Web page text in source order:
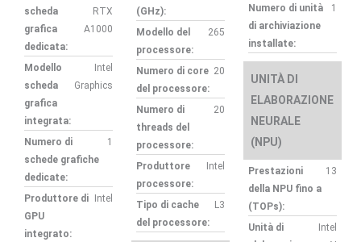
scheda
grafica
dedicata:
RTX
A1000
Modello
scheda
grafica
integrata:
Intel
Graphics
Numero di
schede grafiche
dedicate:
1
Produttore di
GPU
integrato:
Intel
(GHz):
Modello del
processore:
265
Numero di core
del processore:
20
Numero di
threads del
processore:
20
Produttore
processore:
Intel
Tipo di cache
del processore:
L3
Numero di unità
di archiviazione
installate:
1
UNITÀ DI
ELABORAZIONE
NEURALE
(NPU)
Prestazioni
della NPU fino a
(TOPs):
13
Unità di
Intel